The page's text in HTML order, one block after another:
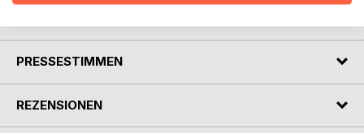
PRESSESTIMMEN
REZENSIONEN